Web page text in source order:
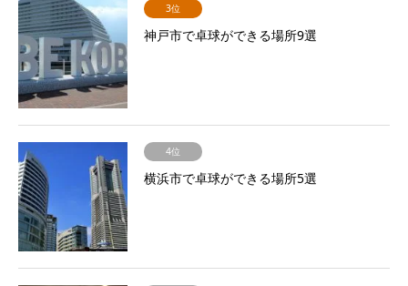
3位
神戸市で卓球ができる場所9選
4位
横浜市で卓球ができる場所5選